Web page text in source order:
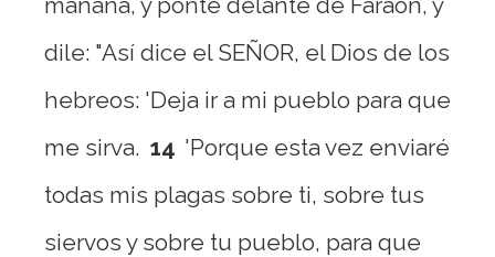
dile: "Así dice el SEÑOR, el Dios de los
hebreos: 'Deja ir a mi pueblo para que
me sirva. 14 'Porque esta vez enviaré
todas mis plagas sobre ti, sobre tus
siervos y sobre tu pueblo, para que